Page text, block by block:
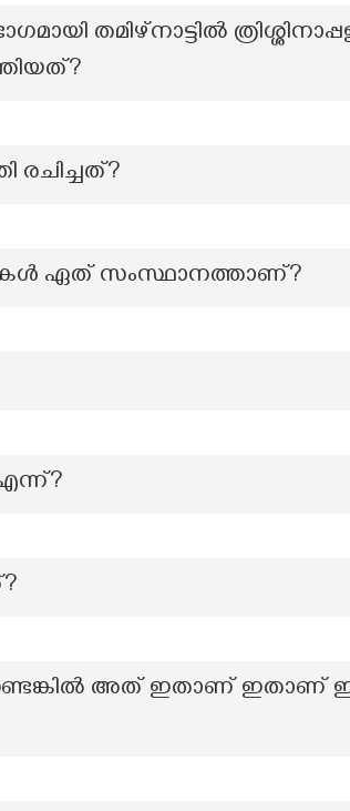
തമിഴ്നാട്ടിൽ
രചിച്ചത്?
ഏത് സംസ്ഥാനത്താണ്?
അത് ഇതാണ്